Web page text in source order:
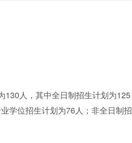
130人，其中全日制招生计划为125
学位招生计划为76人；非全日制招